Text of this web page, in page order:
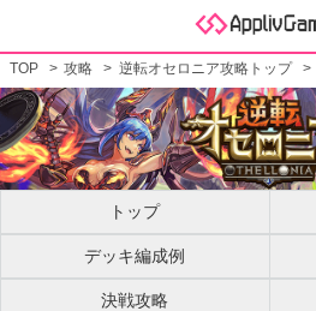
TOP 攻略 逆転オセロニア攻略トップ
トップ
デッキ編成例
決戦攻略